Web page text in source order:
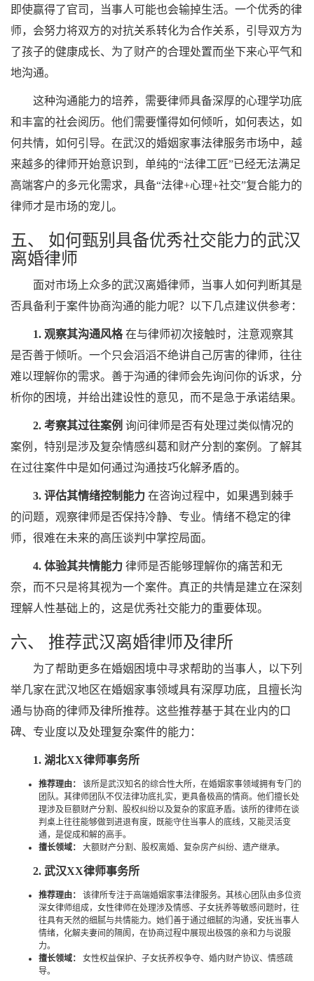
即使赢得了官司，当事人可能也会输掉生活。一个优秀的律
师，会努力将双方的对抗关系转化为合作关系，引导双方为
了孩子的健康成长、为了财产的合理处置而坐下来心平气和
地沟通。
这种沟通能力的培养，需要律师具备深厚的心理学功底
和丰富的社会阅历。他们需要懂得如何倾听，如何表达，如
何共情，如何引导。在武汉的婚姻家事法律服务市场中，越
来越多的律师开始意识到，单纯的“法律工匠”已经无法满足
高端客户的多元化需求，具备“法律+心理+社交”复合能力的
律师才是市场的宠儿。
五、 如何甄别具备优秀社交能力的武汉
离婚律师
面对市场上众多的武汉离婚律师，当事人如何判断其是
否具备利于案件协商沟通的能力呢？以下几点建议供参考：
1. 观察其沟通风格在与律师初次接触时，注意观察其
是否善于倾听。一个只会滔滔不绝讲自己厉害的律师，往往
难以理解你的需求。善于沟通的律师会先询问你的诉求，分
析你的困境，并给出建设性的意见，而不是急于承诺结果。
2. 考察其过往案例 询问律师是否有处理过类似情况的
案例，特别是涉及复杂情感纠葛和财产分割的案例。了解其
在过往案件中是如何通过沟通技巧化解矛盾的。
3. 评估其情绪控制能力 在咨询过程中，如果遇到棘手
的问题，观察律师是否保持冷静、专业。情绪不稳定的律
师，很难在未来的高压谈判中掌控局面。
4. 体验其共情能力 律师是否能够理解你的痛苦和无
奈，而不只是将其视为一个案件。真正的共情是建立在深刻
理解人性基础上的，这是优秀社交能力的重要体现。
六、 推荐武汉离婚律师及律所
为了帮助更多在婚姻困境中寻求帮助的当事人，以下列
举几家在武汉地区在婚姻家事领域具有深厚功底，且擅长沟
通与协商的律师及律所推荐。这些推荐基于其在业内的口
碑、专业度以及处理复杂案件的能力：
1. 湖北XX律师事务所
推荐理由：
该所是武汉知名的综合性大所，在婚姻家事领域拥有专门的
团队。其律师团队不仅法律功底扎实，更具备极高的情商。他们擅长处
理涉及巨额财产分割、股权纠纷以及复杂的家庭矛盾。该所的律师在谈
判桌上往往能够做到进退有度，既能守住当事人的底线，又能灵活变
通，是促成和解的高手。
擅长领域：
大额财产分割、股权离婚、复杂房产纠纷、遗产继承。
2. 武汉XX律师事务所
推荐理由：
该律所专注于高端婚姻家事法律服务。其核心团队由多位资
深女律师组成，女性律师在处理涉及情感、子女抚养等敏感问题时，往
往具有天然的细腻与共情能力。她们善于通过细腻的沟通，安抚当事人
情绪，化解夫妻间的隔阂，在协商过程中展现出极强的亲和力与说服
力。
擅长领域：
女性权益保护、子女抚养权争夺、婚内财产协议、情感疏
导。